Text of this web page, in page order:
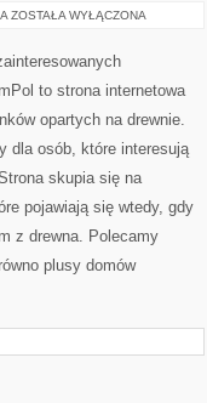
INSPIRACJE
ZOSTAŁA WYŁĄCZONA
to strona internetowa
opartych na drewnie.
dla osób, które interesują
skupia się na
pojawiają się wtedy, gdy
z drewna. Polecamy
plusy domów